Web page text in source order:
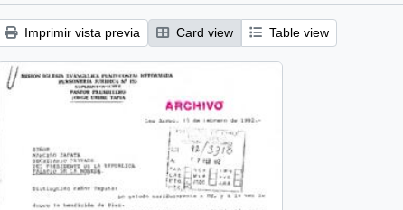
Imprimir vista previa Card view Table view